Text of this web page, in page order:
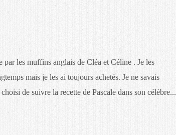
par les muffins anglais de Cléa et Céline . Je les
mais je les ai toujours achetés. Je ne savais
de suivre la recette de Pascale dans son célèbre...